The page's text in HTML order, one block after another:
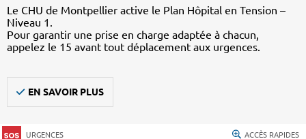
Le CHU de Montpellier active le Plan Hôpital en Tension –
Niveau 1.
Pour garantir une prise en charge adaptée à chacun,
appelez le 15 avant tout déplacement aux urgences.
EN SAVOIR PLUS
URGENCES ACCÈS RAPIDES